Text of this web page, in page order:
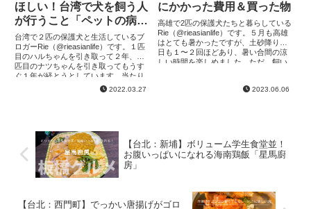
ほしい！台湾で犬を飼う人
が行うこと「ペットの病気
予防」
台湾で２匹の保護犬と生活しているブ
ロガーRie（@rieasianlife）です。１匹
目のハルちゃんを引き取って２年、２
匹目のナツちゃんを引き取ってもうす
ぐ１年が経とうとしています。当たり
前ですが、台湾も日本同様に狂犬病な
2022.03.27
にかかった費用＆買った物
高雄で2匹の保護犬たちと暮らしている
Rie（@rieasianlife）です。５月も高雄
はとても暑かったですが、土砂降りの
日も１〜２回ほどあり、暑い合間の涼
しい時間を楽しめました。ただ、飼い
2023.06.06
【台北：新埔】ボリューム学生食堂並！
お腹いっぱいになれる海南鶏飯「星馬廚
房」
【台北：西門町】でっかい唐揚げがゴロ